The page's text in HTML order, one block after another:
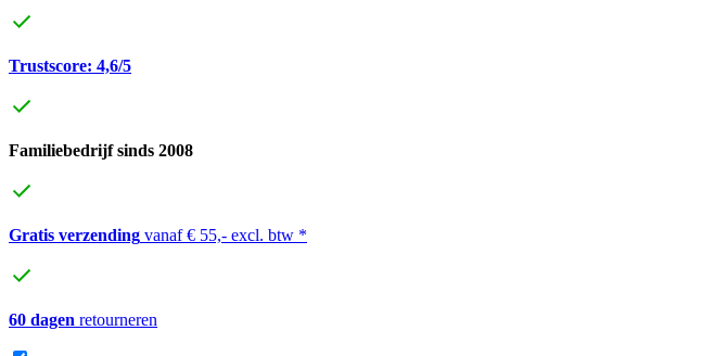
Trustscore: 4,6/5
Familiebedrijf sinds 2008
Gratis verzending vanaf € 55,- excl. btw *
60 dagen retourneren